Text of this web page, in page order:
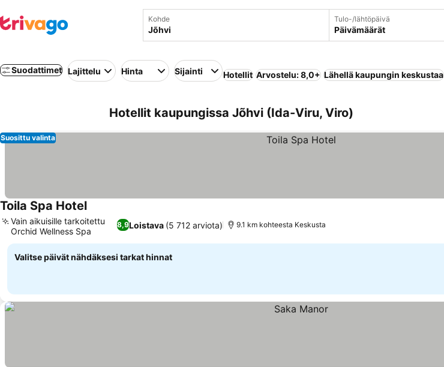
Kohde Tulo-/lähtöpäivä
Päivämäärät
Suodattimet Lajittelu Hinta Sijainti Hotellit Arvostelu: 8,0+ Lähellä kaupungin keskustaa
Hotellit kaupungissa Jõhvi (Ida-Viru, Viro)
Suosittu valinta
Toila Spa Hotel
8,9Loistava (5 712 arviota)
Vain aikuisille tarkoitettu
Orchid Wellness Spa
9.1 km kohteesta Keskusta
Valitse päivät nähdäksesi tarkat hinnat